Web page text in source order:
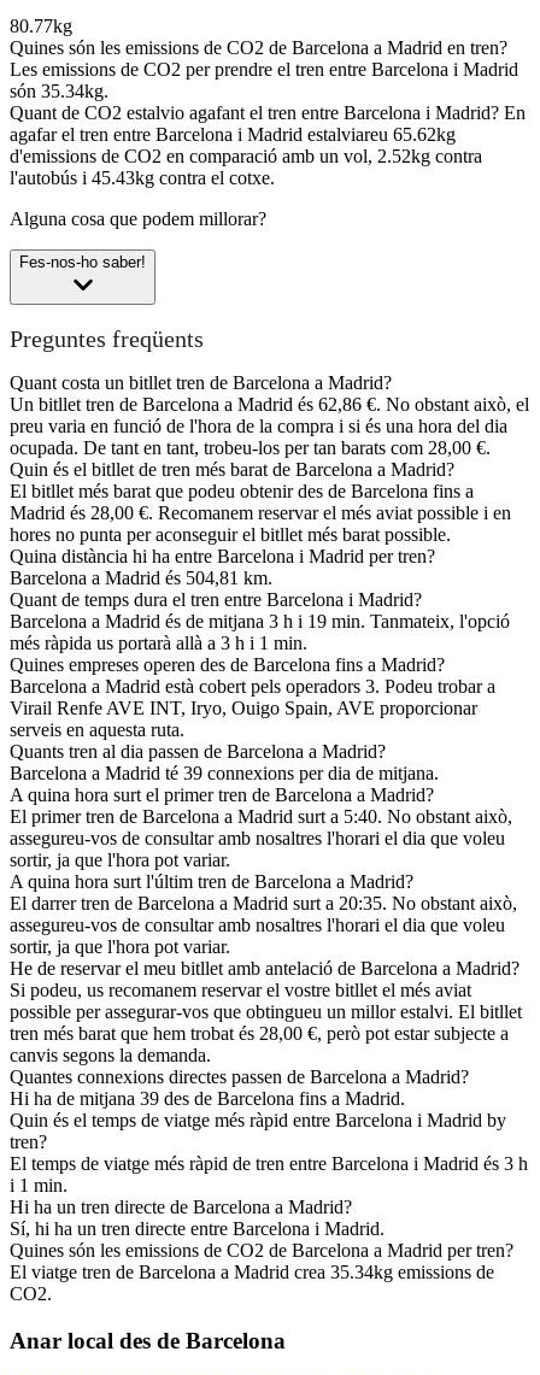
80.77kg
Quines són les emissions de CO2 de Barcelona a Madrid en tren?
Les emissions de CO2 per prendre el tren entre Barcelona i Madrid
són 35.34kg.
Quant de CO2 estalvio agafant el tren entre Barcelona i Madrid? En
agafar el tren entre Barcelona i Madrid estalviareu 65.62kg
d'emissions de CO2 en comparació amb un vol, 2.52kg contra
l'autobús i 45.43kg contra el cotxe.
Alguna cosa que podem millorar?
Fes-nos-ho saber!
Preguntes freqüents
Quant costa un bitllet tren de Barcelona a Madrid?
Un bitllet tren de Barcelona a Madrid és 62,86 €. No obstant això, el
preu varia en funció de l'hora de la compra i si és una hora del dia
ocupada. De tant en tant, trobeu-los per tan barats com 28,00 €.
Quin és el bitllet de tren més barat de Barcelona a Madrid?
El bitllet més barat que podeu obtenir des de Barcelona fins a
Madrid és 28,00 €. Recomanem reservar el més aviat possible i en
hores no punta per aconseguir el bitllet més barat possible.
Quina distància hi ha entre Barcelona i Madrid per tren?
Barcelona a Madrid és 504,81 km.
Quant de temps dura el tren entre Barcelona i Madrid?
Barcelona a Madrid és de mitjana 3 h i 19 min. Tanmateix, l'opció
més ràpida us portarà allà a 3 h i 1 min.
Quines empreses operen des de Barcelona fins a Madrid?
Barcelona a Madrid està cobert pels operadors 3. Podeu trobar a
Virail Renfe AVE INT, Iryo, Ouigo Spain, AVE proporcionar
serveis en aquesta ruta.
Quants tren al dia passen de Barcelona a Madrid?
Barcelona a Madrid té 39 connexions per dia de mitjana.
A quina hora surt el primer tren de Barcelona a Madrid?
El primer tren de Barcelona a Madrid surt a 5:40. No obstant això,
assegureu-vos de consultar amb nosaltres l'horari el dia que voleu
sortir, ja que l'hora pot variar.
A quina hora surt l'últim tren de Barcelona a Madrid?
El darrer tren de Barcelona a Madrid surt a 20:35. No obstant això,
assegureu-vos de consultar amb nosaltres l'horari el dia que voleu
sortir, ja que l'hora pot variar.
He de reservar el meu bitllet amb antelació de Barcelona a Madrid?
Si podeu, us recomanem reservar el vostre bitllet el més aviat
possible per assegurar-vos que obtingueu un millor estalvi. El bitllet
tren més barat que hem trobat és 28,00 €, però pot estar subjecte a
canvis segons la demanda.
Quantes connexions directes passen de Barcelona a Madrid?
Hi ha de mitjana 39 des de Barcelona fins a Madrid.
Quin és el temps de viatge més ràpid entre Barcelona i Madrid by
tren?
El temps de viatge més ràpid de tren entre Barcelona i Madrid és 3 h
i 1 min.
Hi ha un tren directe de Barcelona a Madrid?
Sí, hi ha un tren directe entre Barcelona i Madrid.
Quines són les emissions de CO2 de Barcelona a Madrid per tren?
El viatge tren de Barcelona a Madrid crea 35.34kg emissions de
CO2.
Anar local des de Barcelona